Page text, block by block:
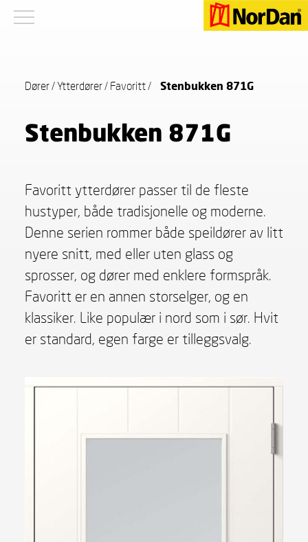
Dører/Ytterdører/ Favoritt/ Stenbukken 871G
Stenbukken 871G
Favoritt ytterdører passer til de fleste
hustyper, både tradisjonelle og moderne.
Denne serien rommer både speildører av litt
nyere snitt, med eller uten glass og
sprosser, og dører med enklere formspråk.
Favoritt er en annen storselger, og en
klassiker. Like populær i nord som i sør. Hvit
er standard, egen farge er tilleggsvalg.